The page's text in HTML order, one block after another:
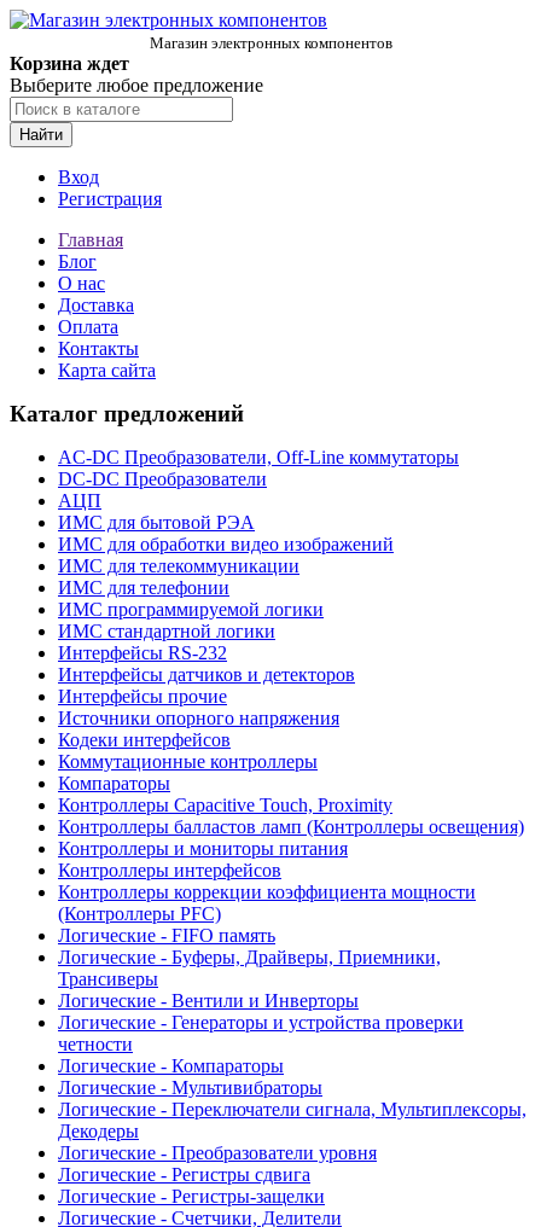
Магазин электронных компонентов
Корзина ждет
Выберите любое предложение
Найти
Вход
Регистрация
Главная
Блог
О нас
Доставка
Оплата
Контакты
Карта сайта
Каталог предложений
AC-DC Преобразователи, Off-Line коммутаторы
DC-DC Преобразователи
АЦП
ИМС для бытовой РЭА
ИМС для обработки видео изображений
ИМС для телекоммуникации
ИМС для телефонии
ИМС программируемой логики
ИМС стандартной логики
Интерфейсы RS-232
Интерфейсы датчиков и детекторов
Интерфейсы прочие
Источники опорного напряжения
Кодеки интерфейсов
Коммутационные контроллеры
Компараторы
Контроллеры Capacitive Touch, Proximity
Контроллеры балластов ламп (Контроллеры освещения)
Контроллеры и мониторы питания
Контроллеры интерфейсов
Контроллеры коррекции коэффициента мощности
(Контроллеры PFC)
Логические - FIFO память
Логические - Буферы, Драйверы, Приемники,
Трансиверы
Логические - Вентили и Инверторы
Логические - Генераторы и устройства проверки
четности
Логические - Компараторы
Логические - Мультивибраторы
Логические - Переключатели сигнала, Мультиплексоры,
Декодеры
Логические - Преобразователи уровня
Логические - Регистры сдвига
Логические - Регистры-защелки
Логические - Счетчики, Делители